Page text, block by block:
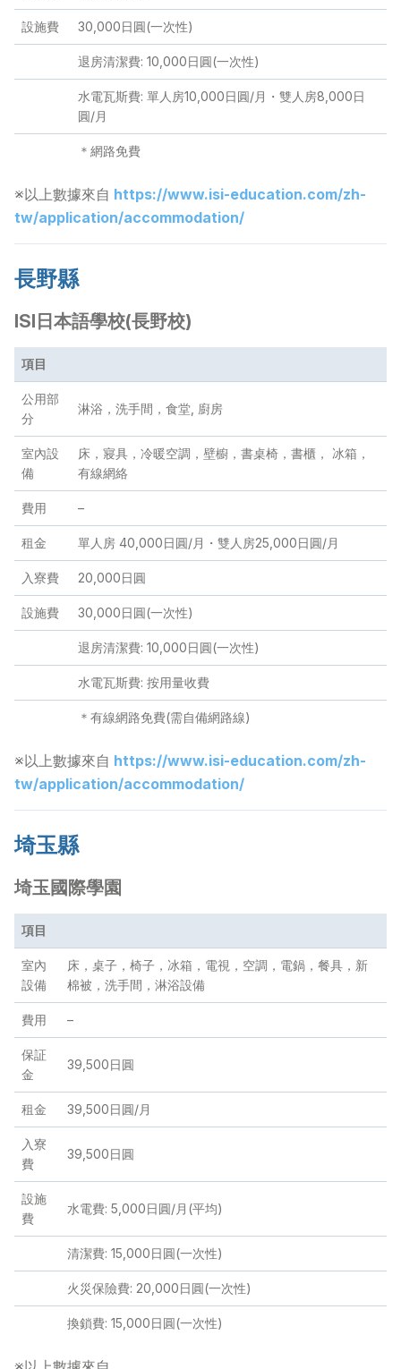
設施費 30,000日圓(一次性)
退房清潔費: 10,000日圓(一次性)
水電瓦斯費: 單人房10,000日圓/月・雙人房8,000日
圓/月
＊網路免費
※以上數據來自 https://www.isi-education.com/zh-
tw/application/accommodation/
長野縣
ISI日本語學校(長野校)
項目
公用部
分
淋浴，洗手間，食堂, 廚房
室內設
備
床，寢具，冷暖空調，壁櫥，書桌椅，書櫃， 冰箱，
有線網絡
費用 –
租金 單人房 40,000日圓/月・雙人房25,000日圓/月
入寮費 20,000日圓
設施費 30,000日圓(一次性)
退房清潔費: 10,000日圓(一次性)
水電瓦斯費: 按用量收費
＊有線網路免費(需自備網路線)
※以上數據來自 https://www.isi-education.com/zh-
tw/application/accommodation/
埼玉縣
埼玉國際學園
項目
室內
設備
床，桌子，椅子，冰箱，電視，空調，電鍋，餐具，新
棉被，洗手間，淋浴設備
費用 –
保証
金
39,500日圓
租金 39,500日圓/月
入寮
費
39,500日圓
設施
費
水電費: 5,000日圓/月(平均)
清潔費: 15,000日圓(一次性)
火災保險費: 20,000日圓(一次性)
換鎖費: 15,000日圓(一次性)